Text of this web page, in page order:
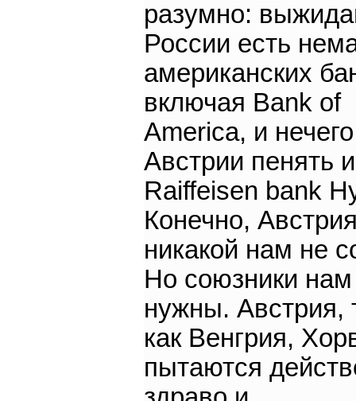
разумно:
России есть
американских
включая Bank of
America, и нечего
Австрии пенять
Raiffeisen bank
Конечно,
никакой нам не
Но союзники
нужны. Австрия,
как Венгрия,
пытаются